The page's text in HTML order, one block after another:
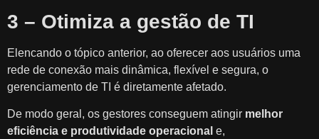
3 – Otimiza a gestão de TI
Elencando o tópico anterior, ao oferecer aos usuários uma
rede de conexão mais dinâmica, flexível e segura, o
gerenciamento de TI é diretamente afetado.
De modo geral, os gestores conseguem atingir melhor
eficiência e produtividade operacional e,